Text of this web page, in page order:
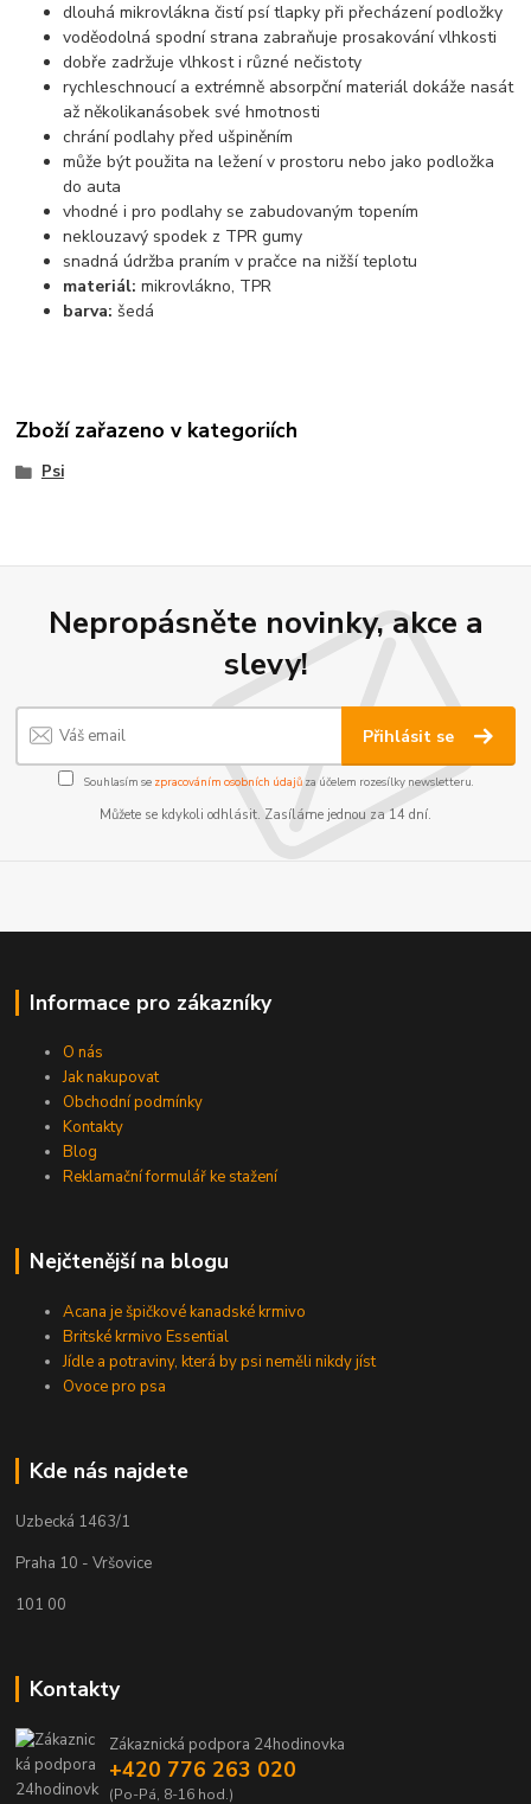
dlouhá mikrovlákna čistí psí tlapky při přecházení podložky
voděodolná spodní strana zabraňuje prosakování vlhkosti
dobře zadržuje vlhkost i různé nečistoty
rychleschnoucí a extrémně absorpční materiál dokáže nasát
až několikanásobek své hmotnosti
chrání podlahy před ušpiněním
může být použita na ležení v prostoru nebo jako podložka
do auta
vhodné i pro podlahy se zabudovaným topením
neklouzavý spodek z TPR gumy
snadná údržba praním v pračce na nižší teplotu
materiál: mikrovlákno, TPR
barva: šedá
Zboží zařazeno v kategoriích
Psi
Nepropásněte novinky, akce a
slevy!
Přihlásit se
Souhlasím se zpracováním osobních údajůza účelem rozesílky newsletteru.
Můžete se kdykoli odhlásit. Zasíláme jednou za 14 dní.
Informace pro zákazníky
O nás
Jak nakupovat
Obchodní podmínky
Kontakty
Blog
Reklamační formulář ke stažení
Nejčtenější na blogu
Acana je špičkové kanadské krmivo
Britské krmivo Essential
Jídle a potraviny, která by psi neměli nikdy jíst
Ovoce pro psa
Kde nás najdete
Uzbecká 1463/1
Praha 10 - Vršovice
101 00
Kontakty
Zákaznická podpora 24hodinovka
+420 776 263 020
(Po-Pá, 8-16 hod.)